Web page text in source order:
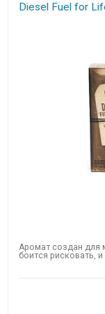
Diesel Fuel for
Аромат создан для
боится рисковать,